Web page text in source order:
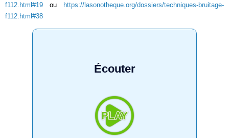
f112.html#19 ou
https://lasonotheque.org/dossiers/techniques-bruitage-
f112.html#38
Écouter